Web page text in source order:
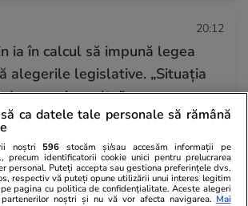
20:12
ia în calcul să impună legea
alegerile legislative. „Situația
de pe o zi pe alta”
19:44
care îi scoate din minți pe
apartamente de la Marea
ca datele tale personale să rămână
noștri 596 stocăm și/sau accesăm informații pe
precum identificatorii cookie unici pentru prelucrarea
personal. Puteți accepta sau gestiona preferințele dvs.
respectiv vă puteți opune utilizării unui interes legitim
pagina cu politica de confidențialitate. Aceste alegeri
noștri și nu vă vor afecta navigarea. Mai